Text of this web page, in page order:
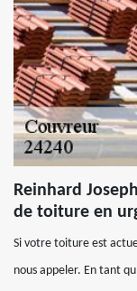
Reinhard
de toiture en
Si votre toiture est
nous appeler. En tant